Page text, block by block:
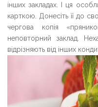
інших закладах. І ця
карткою. Донесіть її до
чергова копія
неповторний заклад.
відрізняють від інших